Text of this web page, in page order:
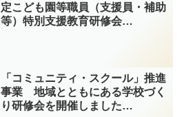
定こども園等職員（支援員・補助
等）特別支援教育研修会
「コミュニティ・スクール」推進
事業 地域とともにある学校づく
り研修会を開催しました